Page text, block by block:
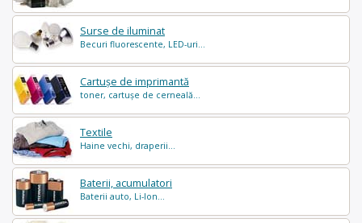
Surse de iluminat
Becuri fluorescente, LED-uri...
Cartușe de imprimantă
toner, cartușe de cerneală...
Textile
Haine vechi, draperii...
Baterii, acumulatori
Baterii auto, Li-Ion...